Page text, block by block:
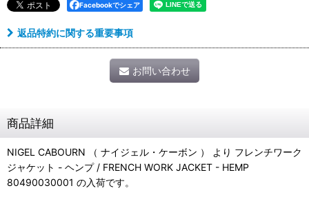
Facebookでシェア
返品特約に関する重要事項
お問い合わせ
商品詳細
NIGEL CABOURN （ ナイジェル・ケーボン ） より フレンチワーク
ジャケット - ヘンプ / FRENCH WORK JACKET - HEMP
80490030001 の入荷です。